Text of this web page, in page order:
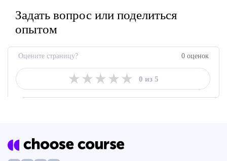
Задать вопрос или поделиться
опытом
Оцените страницу?
★ ★ ★ ★ ★ 0 из 5
0 оценок